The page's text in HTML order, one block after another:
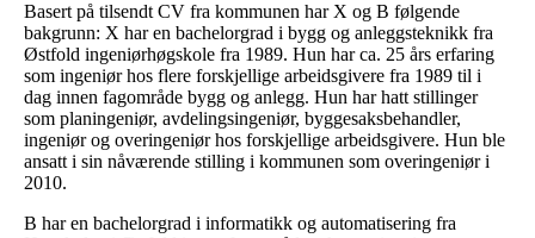
Basert på tilsendt CV fra kommunen har X og B følgende
bakgrunn: X har en bachelorgrad i bygg og anleggsteknikk fra
Østfold ingeniørhøgskole fra 1989. Hun har ca. 25 års erfaring
som ingeniør hos flere forskjellige arbeidsgivere fra 1989 til i
dag innen fagområde bygg og anlegg. Hun har hatt stillinger
som planingeniør, avdelingsingeniør, byggesaksbehandler,
ingeniør og overingeniør hos forskjellige arbeidsgivere. Hun ble
ansatt i sin nåværende stilling i kommunen som overingeniør i
2010.
B har en bachelorgrad i informatikk og automatisering fra